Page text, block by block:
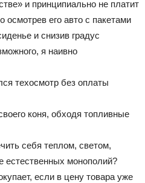
и принципиально не платит
осмотрев его авто с пакетами
и снизив градус
я наивно
техосмотр без оплаты
коня, обходя топливные
себя теплом, светом,
естественных монополий?
если в цену товара уже